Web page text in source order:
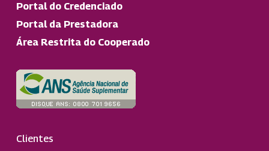
Portal do Credenciado
Portal da Prestadora
Área Restrita do Cooperado
Clientes